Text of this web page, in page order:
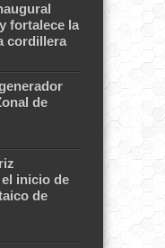
fortalece la
cordillera
de
inicio de
de